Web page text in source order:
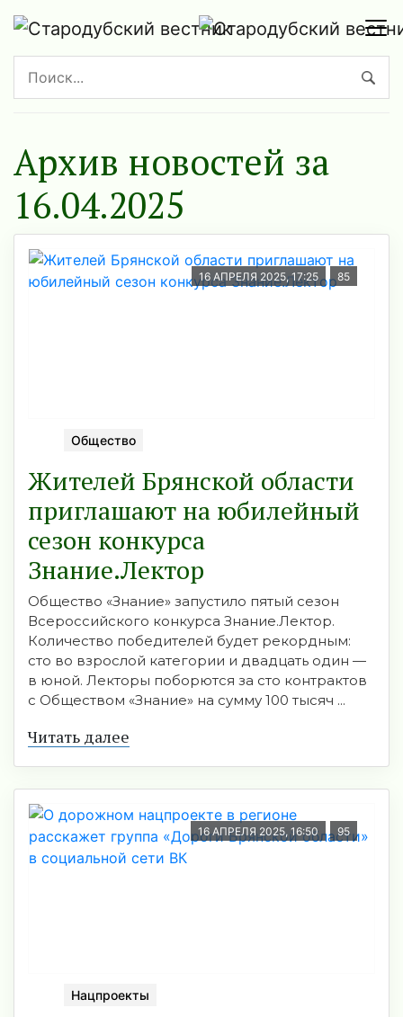
Архив новостей за
16.04.2025
16 АПРЕЛЯ 2025, 17:25 85
Общество
Жителей Брянской области
приглашают на юбилейный
сезон конкурса
Знание.Лектор
Общество «Знание» запустило пятый сезон
Всероссийского конкурса Знание.Лектор.
Количество победителей будет рекордным:
сто во взрослой категории и двадцать один —
в юной. Лекторы поборются за сто контрактов
с Обществом «Знание» на сумму 100 тысяч ...
Читать далее
16 АПРЕЛЯ 2025, 16:50 95
Нацпроекты